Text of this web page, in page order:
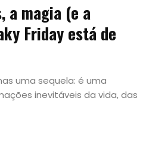
a magia (e a
Friday está de
uma sequela: é uma
inevitáveis da vida, das